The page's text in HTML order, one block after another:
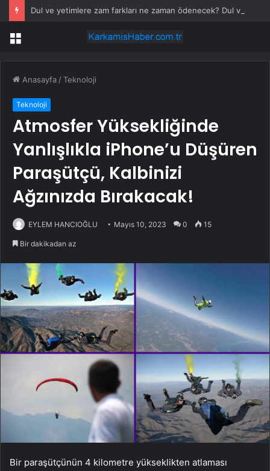
Menü
Anasayfa /Teknoloji
Teknoloji
Atmosfer Yüksekliğinde
Yanlışlıkla iPhone’u Düşüren
Paraşütçü, Kalbinizi
Ağzınızda Bırakacak!
EYLEM HANCIOĞLU Mayıs 10, 2023 0 15
Bir dakikadan az
Bir paraşütçünün 4 kilometre yükseklikten atlaması